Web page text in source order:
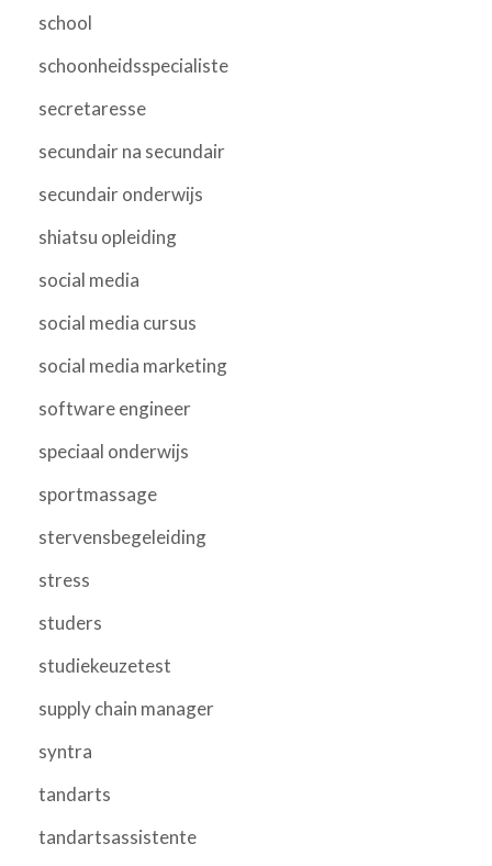
school
schoonheidsspecialiste
secretaresse
secundair na secundair
secundair onderwijs
shiatsu opleiding
social media
social media cursus
social media marketing
software engineer
speciaal onderwijs
sportmassage
stervensbegeleiding
stress
studers
studiekeuzetest
supply chain manager
syntra
tandarts
tandartsassistente